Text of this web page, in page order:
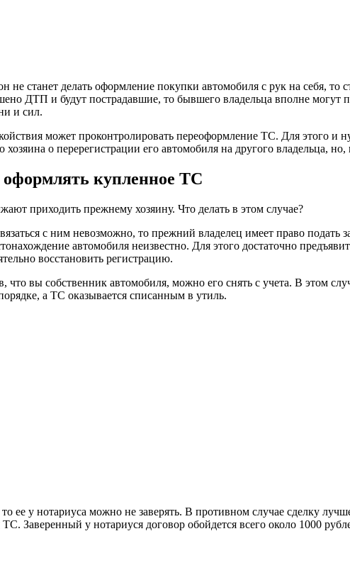
станет делать оформление покупки автомобиля с рук на себя, то
ДТП и будут пострадавшие, то бывшего владельца вполне могут
и сил.
может проконтролировать переоформление ТС. Для этого
о перерегистрации его автомобиля на другого владельца,
оформлять купленное ТС
приходить прежнему хозяину. Что делать в этом случае?
с ним невозможно, то прежний владелец имеет право подать
автомобиля неизвестно. Для этого достаточно
восстановить регистрацию.
вы собственник автомобиля, можно его снять с учета. В этом
а ТС оказывается списанным в утиль.
у нотариуса можно не заверять. В противном случае сделку
Заверенный у нотариуся договор обойдется всего около 1000